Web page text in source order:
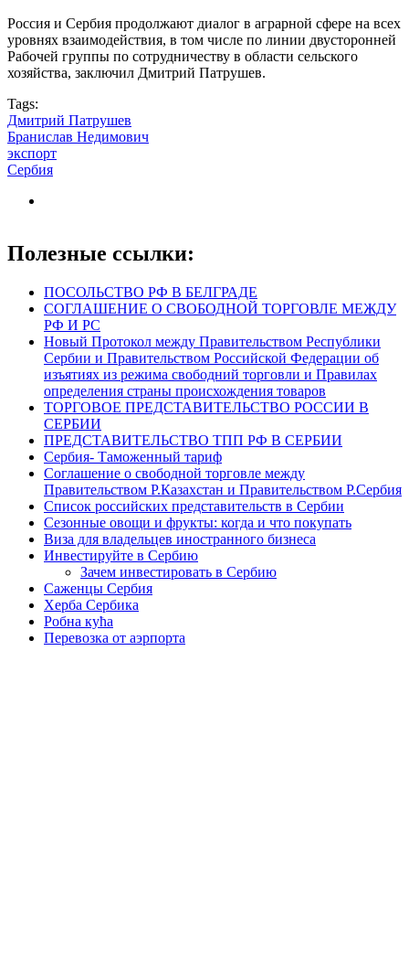
Россия и Сербия продолжают диалог в аграрной сфере на всех
уровнях взаимодействия, в том числе по линии двусторонней
Рабочей группы по сотрудничеству в области сельского
хозяйства, заключил Дмитрий Патрушев.
Tags:
Дмитрий Патрушев
Бранислав Недимович
экспорт
Сербия
Полезные ссылки:
ПОСОЛЬСТВО РФ В БЕЛГРАДЕ
СОГЛАШЕНИЕ О СВОБОДНОЙ ТОРГОВЛЕ МЕЖДУ
РФ И РС
Новый Протокол между Правительством Республики
Сербии и Правительством Российской Федерации об
изъятиях из режима свободний торговли и Правилах
определения страны происхождения товаров
ТОРГОВОЕ ПРЕДСТАВИТЕЛЬСТВО РОССИИ В
СЕРБИИ
ПРЕДСТАВИТЕЛЬСТВО ТПП РФ В СЕРБИИ
Сербия- Таможенный тариф
Соглашение о свободной торговле между
Правительством Р.Казахстан и Правительством Р.Сербия
Список российских представительств в Сербии
Сезонные овощи и фрукты: когда и что покупать
Виза для владельцев иностранного бизнеса
Инвестируйте в Сербию
Зачем инвестировать в Сербию
Саженцы Сербия
Херба Сербика
Робна кућа
Перевозка от аэрпорта